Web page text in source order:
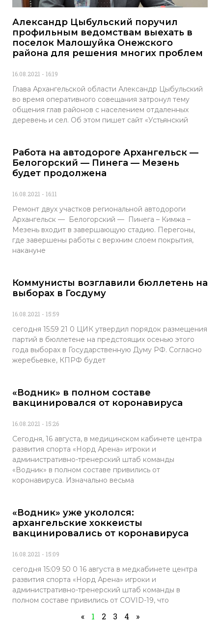
Александр Цыбульский поручил
профильным ведомствам выехать в
поселок Малошуйка Онежского
района для решения многих проблем
16.08.2021 16:19
Глава Архангельской области Александр Цыбульский
во время оперативного совещания затронул тему
общения глав районов с населением отдаленных
деревень и сел. Об этом пишет сайт «Устьянский
Работа на автодороге Архангельск —
Белогорский — Пинега — Мезень
будет продолжена
16.08.2021 16:11
Ремонт двух участков региональной автодороги
Архангельск — Белогорский — Пинега – Кимжа –
Мезень входит в завершающую стадию. Перегоны,
где завершены работы с верхним слоем покрытия,
накануне
Коммунисты возглавили бюллетень на
выборах в Госдуму
16.08.2021 15:59
сегодня 15:59 21 0 ЦИК утвердил порядок размещения
партий в бюллетене на предстоящих осенью этого
года выборах в Государственную Думу РФ. Согласно
жеребьевке, КПРФ будет
«Водник» в полном составе
вакцинировался от коронавируса
16.08.2021 15:26
Сегодня, 16 августа, в медицинском кабинете центра
развития спорта «Норд Арена» игроки и
административно-тренерский штаб команды
«Водник» в полном составе привились от
коронавируса. Изначально весьма
«Водник» уже укололся:
архангельские хоккеисты
вакцинировались от коронавируса
16.08.2021 15:09
сегодня 15:09 50 0 16 августа в медкабинете центра
развития спорта «Норд Арена» игроки и
административно-тренерский штаб команды в
полном составе привились от COVID-19, что
« 1 2 3 4 »